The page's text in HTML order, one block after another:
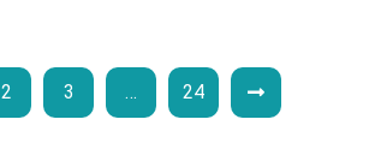
worden
op
2 3 … 24